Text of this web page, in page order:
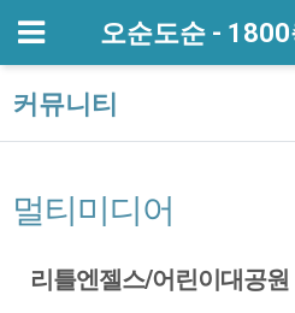
메뉴 오순도순 - 1800
커뮤니티
멀티미디어
리틀엔젤스/어린이대공원